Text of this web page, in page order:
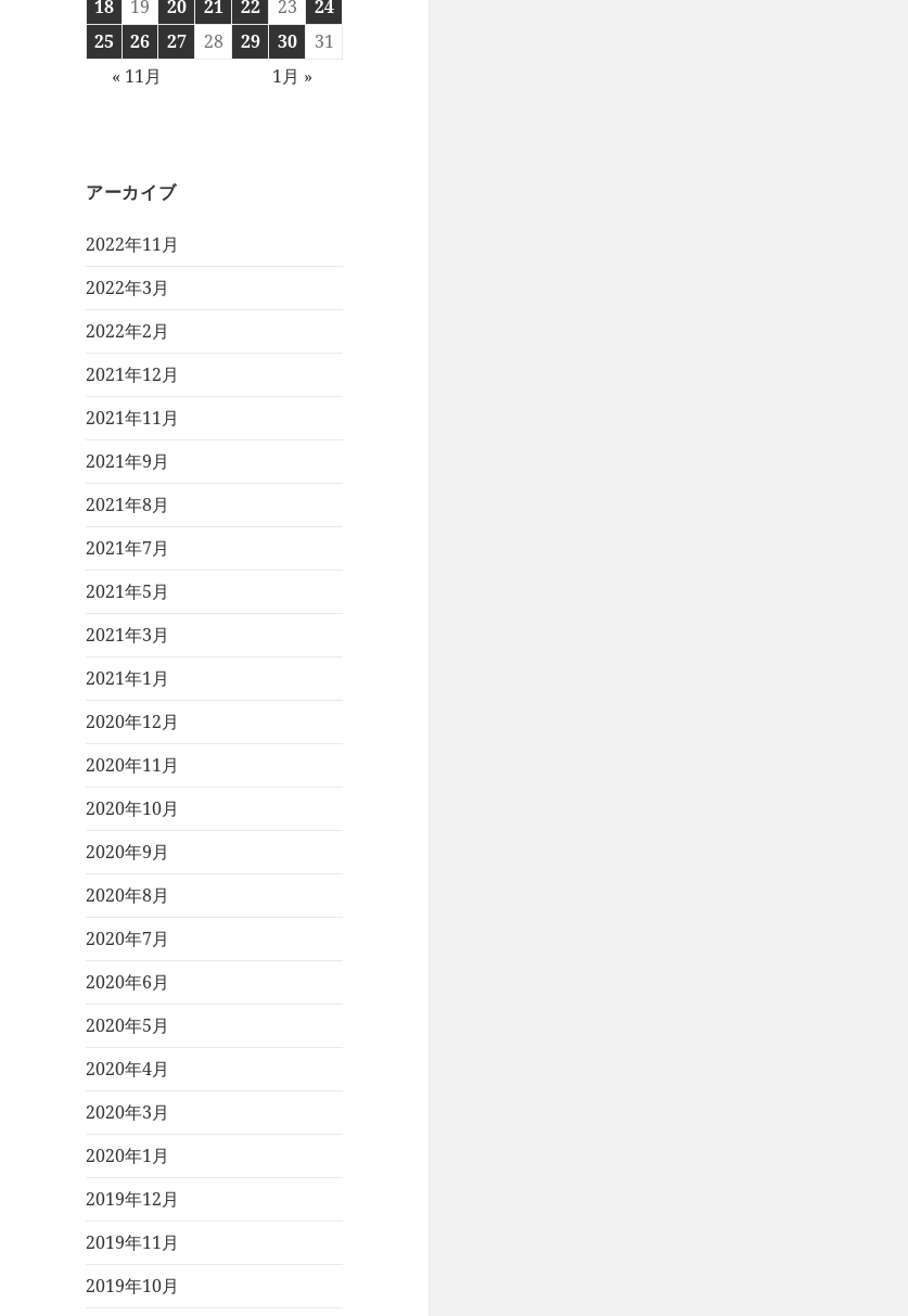
18
19 20 21 22 23
24
25
26 27 28 29 30
31
« 11月
1月 »
アーカイブ
2022年11月
2022年3月
2022年2月
2021年12月
2021年11月
2021年9月
2021年8月
2021年7月
2021年5月
2021年3月
2021年1月
2020年12月
2020年11月
2020年10月
2020年9月
2020年8月
2020年7月
2020年6月
2020年5月
2020年4月
2020年3月
2020年1月
2019年12月
2019年11月
2019年10月